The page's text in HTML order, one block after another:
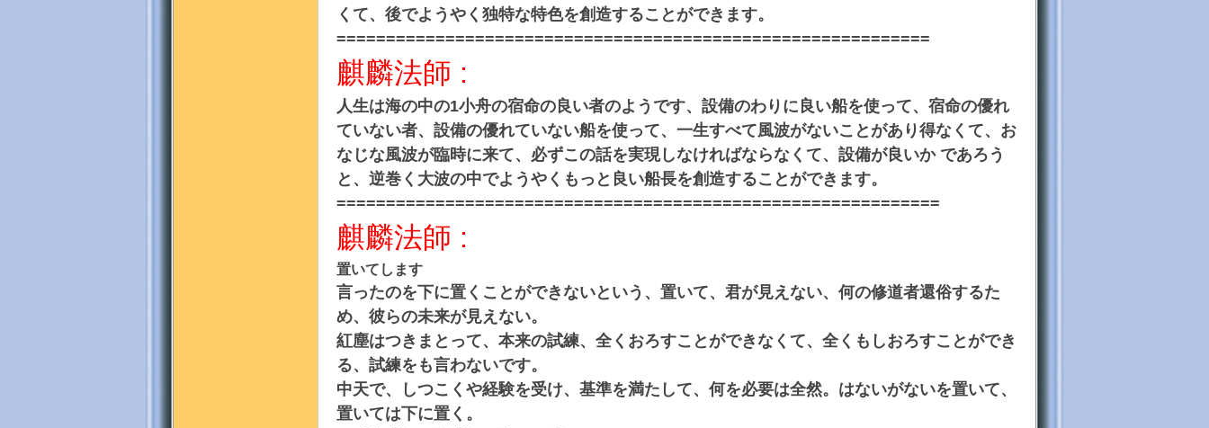
くて、後でようやく独特な特色を創造することができます。
============================================================
麒麟法師 :
人生は海の中の1小舟の宿命の良い者のようです、設備のわりに良い船を使って、宿命の優れ
ていない者、設備の優れていない船を使って、一生すべて風波がないことがあり得なくて、お
なじな風波が臨時に来て、必ずこの話を実現しなければならなくて、設備が良いか であろう
と、逆巻く大波の中でようやくもっと良い船長を創造することができます。
=============================================================
麒麟法師 :
置いてします
言ったのを下に置くことができないという、置いて、君が見えない、何の修道者還俗するた
め、彼らの未来が見えない。
紅塵はつきまとって、本来の試練、全くおろすことができなくて、全くもしおろすことができ
る、試練をも言わないです。
中天で、しつこくや経験を受け、基準を満たして、何を必要は全然。はないがないを置いて、
置いては下に置く。